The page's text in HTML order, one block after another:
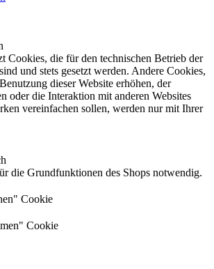
Cookies, die für den technischen Betrieb der
und stets gesetzt werden. Andere Cookies,
dieser Website erhöhen, der
oder die Interaktion mit anderen Websites
vereinfachen sollen, werden nur mit Ihrer
die Grundfunktionen des Shops notwendig.
Cookie
Cookie